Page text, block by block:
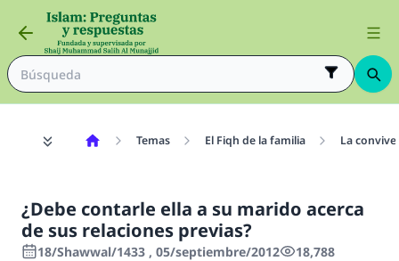
Temas El Fiqh de la familia La
¿Debe contarle ella a su marido acerca
de sus relaciones previas?
18/Shawwal/1433 , 05/septiembre/2012 18,788